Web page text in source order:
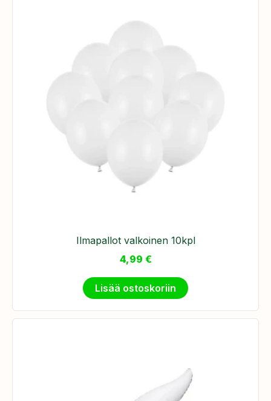
Ilmapallot valkoinen 10kpl
4,99 €
Lisää ostoskoriin